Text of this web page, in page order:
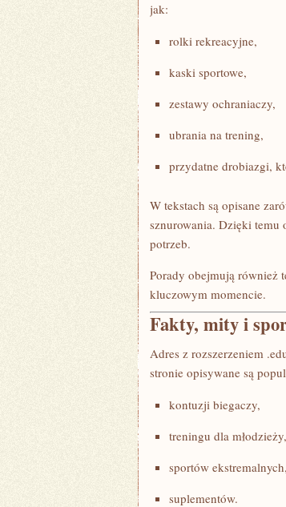
jak:
rolki rekreacyjne,
kaski sportowe,
zestawy ochraniaczy,
ubrania na trening,
przydatne drobiazgi,
W tekstach są opisane
sznurowania. Dzięki temu
potrzeb.
Porady obejmują również
kluczowym momencie.
Fakty, mity i
Adres z rozszerzeniem
stronie opisywane są
kontuzji biegaczy,
treningu dla młodzieży,
sportów ekstremalnych,
suplementów.